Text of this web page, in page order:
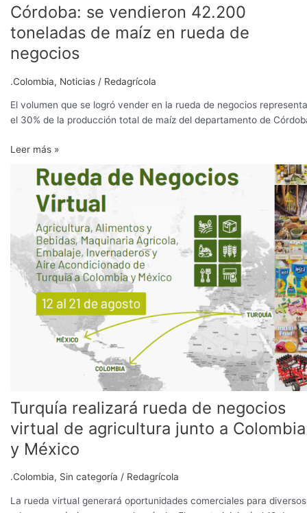
Córdoba: se vendieron 42.200
toneladas de maíz en rueda de
negocios
.Colombia, Noticias / Redagrícola
El volumen que se logró vender en la rueda de negocios representa
el 30% de la producción total de maíz del departamento de
Leer más »
Turquía realizará rueda de negocios
virtual de agricultura junto a Colombia
y México
.Colombia, Sin categoría / Redagrícola
La rueda virtual generará oportunidades comerciales para diversos
Turquía
realizará
negocios
virtual
de
agricultura
Colombia